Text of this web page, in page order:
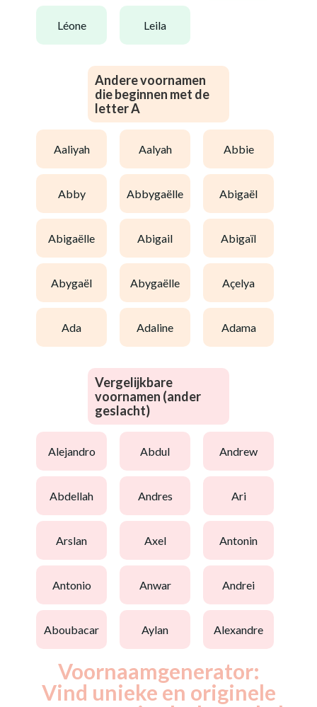
léone leila
Andere voornamen
die beginnen met de
letter A
aaliyah aalyah abbie
abby abbygaëlle abigaël
abigaëlle abigail abigaïl
abygaël abygaëlle açelya
ada adaline adama
Vergelijkbare
voornamen (ander
geslacht)
alejandro abdul andrew
abdellah andres ari
arslan axel antonin
antonio anwar andrei
aboubacar aylan alexandre
Voornaamgenerator:
Vind unieke en originele